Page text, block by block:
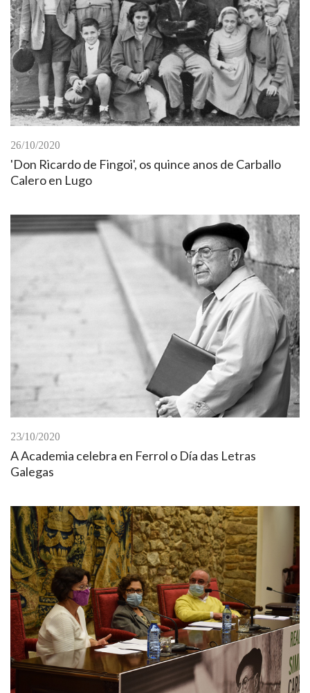
26/10/2020
'Don Ricardo de Fingoi', os quince anos de Carballo
Calero en Lugo
23/10/2020
A Academia celebra en Ferrol o Día das Letras
Galegas